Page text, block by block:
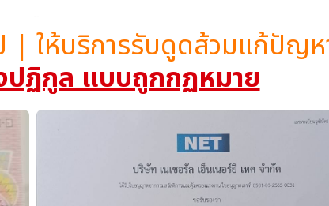
| ให้บริการรับดูดส้วมแก้ปัญ
ปฏิกูล แบบถูกกฏหมาย